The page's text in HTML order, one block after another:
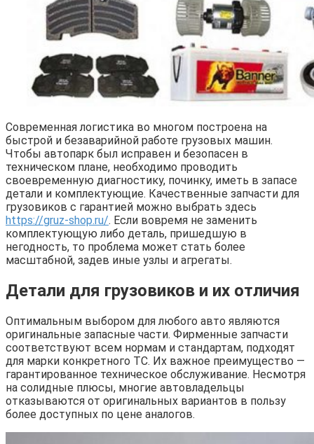
Современная логистика во многом построена на
быстрой и безаварийной работе грузовых машин.
Чтобы автопарк был исправен и безопасен в
техническом плане, необходимо проводить
своевременную диагностику, починку, иметь в запасе
детали и комплектующие. Качественные запчасти для
грузовиков с гарантией можно выбрать здесь
https://gruz-shop.ru/. Если вовремя не заменить
комплектующую либо деталь, пришедшую в
негодность, то проблема может стать более
масштабной, задев иные узлы и агрегаты.
Детали для грузовиков и их отличия
Оптимальным выбором для любого авто являются
оригинальные запасные части. Фирменные запчасти
соответствуют всем нормам и стандартам, подходят
для марки конкретного ТС. Их важное преимущество —
гарантированное техническое обслуживание. Несмотря
на солидные плюсы, многие автовладельцы
отказываются от оригинальных вариантов в пользу
более доступных по цене аналогов.